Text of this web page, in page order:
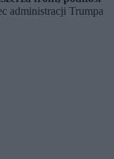
administracji Trumpa